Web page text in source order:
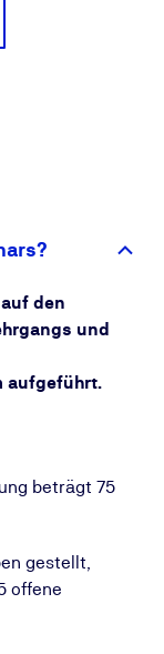
reine
NORD CERT
stellen Sie
den
und
aufgeführt.
beträgt 75
gestellt,
offene